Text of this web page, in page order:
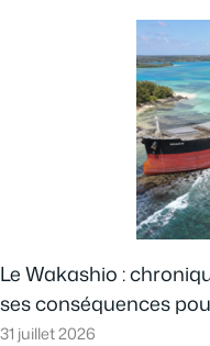
Le Wakashio :
ses conséquences
31 juillet 2026